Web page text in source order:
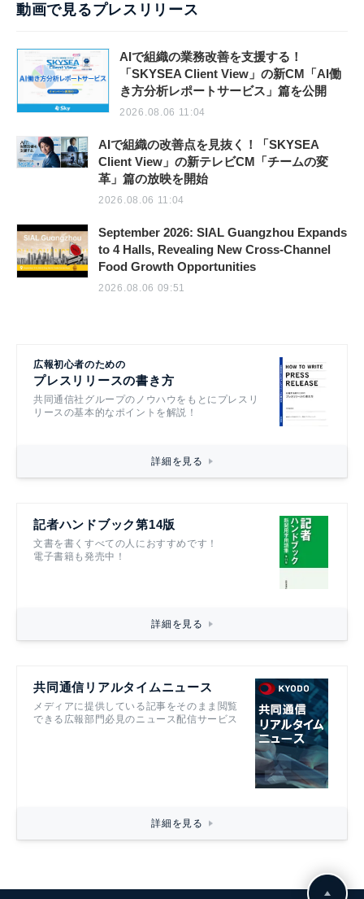
動画で見るプレスリリース
AIで組織の業務改善を支援する！
「SKYSEA Client View」の新CM「AI働
き方分析レポートサービス」篇を公開
2026.08.06 11:04
AIで組織の改善点を見抜く！「SKYSEA
Client View」の新テレビCM「チームの変
革」篇の放映を開始
2026.08.06 11:04
September 2026: SIAL Guangzhou Expands
to 4 Halls, Revealing New Cross-Channel
Food Growth Opportunities
2026.08.06 09:51
広報初心者のための
プレスリリースの書き方
共同通信社グループのノウハウをもとにプレスリ
リースの基本的なポイントを解説！
詳細を見る
記者ハンドブック第14版
文書を書くすべての人におすすめです！
電子書籍も発売中！
詳細を見る
共同通信リアルタイムニュース
メディアに提供している記事をそのまま閲覧
できる広報部門必見のニュース配信サービス
詳細を見る